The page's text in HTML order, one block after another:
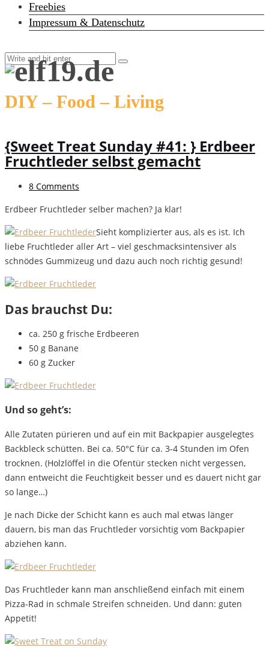
Freebies
Impressum & Datenschutz
DIY – Food – Living
{Sweet Treat Sunday #41: } Erdbeer
Fruchtleder selbst gemacht
8 Comments
Erdbeer Fruchtleder selber machen? Ja klar!
Sieht komplizierter aus, als es ist. Ich
liebe Fruchtleder aller Art – viel geschmacksintensiver als
schnödes Gummizeug und dazu auch noch richtig gesund!
Das brauchst Du:
ca. 250 g frische Erdbeeren
50 g Banane
60 g Zucker
Und so geht’s:
Alle Zutaten pürieren und auf ein mit Backpapier ausgelegtes
Backbleck schütten. Bei ca. 50°C für ca. 3-4 Stunden im Ofen
trocknen. (Holzlöffel in die Ofentür stecken nicht vergessen,
dann entweicht die Feuchtigkeit besser und es dauert nicht gar
so lange…)
Je nach Dicke der Schicht kann es auch mal etwas länger
dauern, bis man das Fruchtleder vorsichtig vom Backpapier
abziehen kann.
Das Fruchtleder kann man anschließend einfach mit einem
Pizza-Rad in schmale Streifen schneiden. Und dann: guten
Appetit!